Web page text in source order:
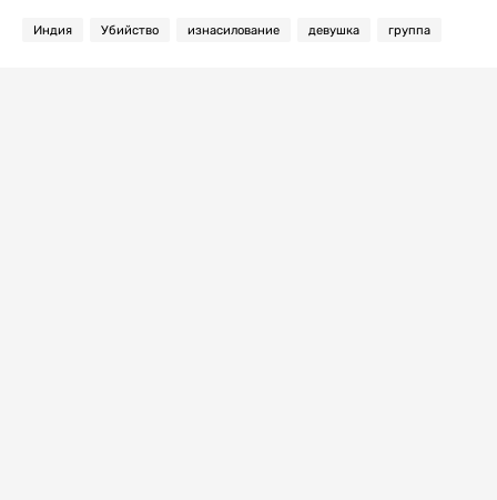
Индия Убийство изнасилование девушка группа